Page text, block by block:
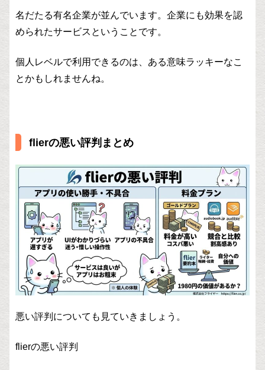
名だたる有名企業が並んでいます。企業にも効果を認
められたサービスということです。
個人レベルで利用できるのは、ある意味ラッキーなこ
とかもしれませんね。
flierの悪い評判まとめ
悪い評判についても見ていきましょう。
flierの悪い評判